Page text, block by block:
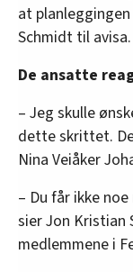
at
Schmidt til avisa.
De ansatte
– Jeg skulle
dette skrittet.
Nina Veiåker
– Du får ikke
sier Jon Kristian
medlemmene i